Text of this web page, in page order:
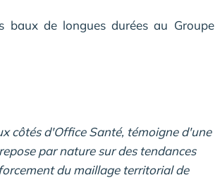
baux de longues durées au Groupe
côtés d'Office Santé, témoigne d'une
par nature sur des tendances
du maillage territorial de